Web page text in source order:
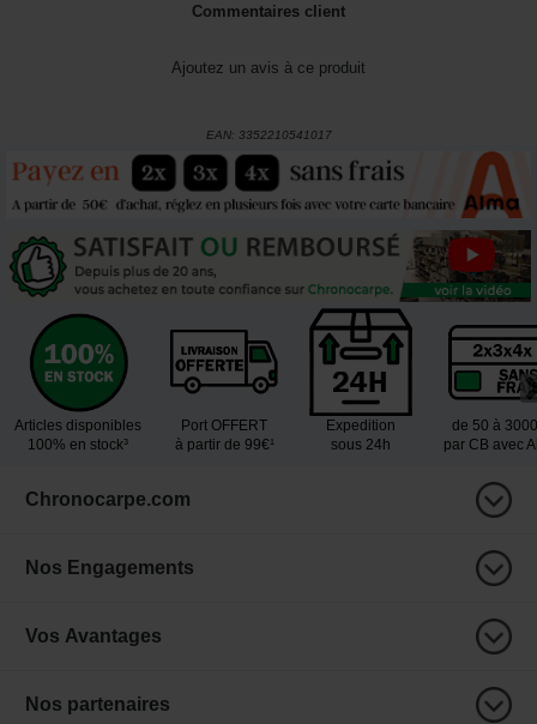
Commentaires client
Ajoutez un avis à ce produit
EAN: 3352210541017
Articles disponibles
100% en stock³
Port OFFERT
à partir de 99€¹
Expedition
sous 24h
de 50 à
par CB avec
Chronocarpe.com
Nos Engagements
Vos Avantages
Nos partenaires